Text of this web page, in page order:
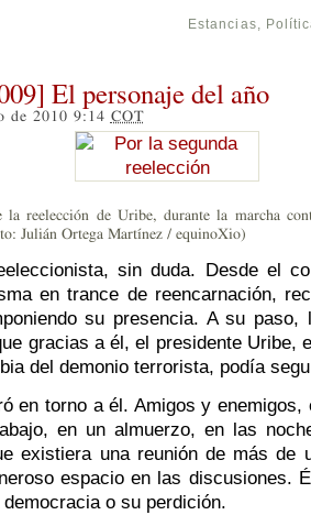
Estancias,
El personaje del año
de 2010 9:14 COT
la reelección de Uribe, durante la marcha
Julián Ortega Martínez / equinoXio)
sin duda. Desde el
en trance de reencarnación,
su presencia. A su paso,
gracias a él, el presidente Uribe,
del demonio terrorista, podía
en torno a él. Amigos y enemigos,
en un almuerzo, en las
existiera una reunión de más de
espacio en las discusiones.
o su perdición.